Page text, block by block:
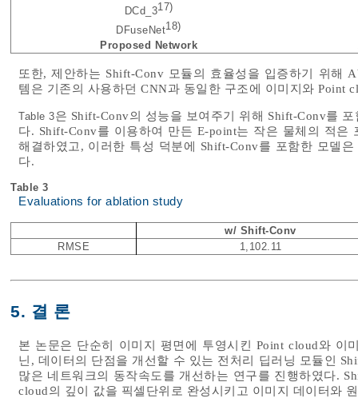
DCd_317)
DFuseNet18)
Proposed Network
또한, 제안하는 Shift-Conv 모듈의 효율성을 입증하기 위해
템은 기존의 사용하던 CNN과 동일한 구조에 이미지와 Point
Table 3은 Shift-Conv의 성능을 보여주기 위해 Shift-Conv를
다. Shift-Conv를 이용하여 만든 E-point는 작은 물체의 적
해결하였고, 이러한 특성 덕분에 Shift-Conv를 포함한 모델
다.
Table 3
Evaluations for ablation study
w/ Shift-Conv
RMSE
1,102.11
5. 결 론
본 논문은 단순히 이미지 평면에 투영시킨 Point cloud와 이
닌, 데이터의 단점을 개선할 수 있는 전처리 딥러닝 모듈인
많은 네트워크의 동작속도를 개선하는 연구를 진행하였다.
cloud의 깊이 값을 픽셀단위로 완성시키고 이미지 데이터와